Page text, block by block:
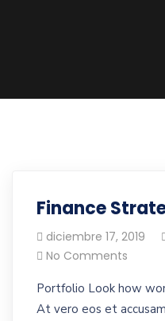
Finance
diciembre 17, 2019
No Comments
Portfolio Look how
At vero eos et